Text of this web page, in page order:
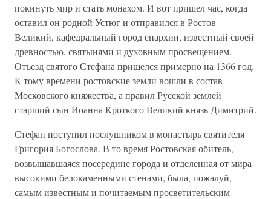
покинуть мир и стать монахом. И вот пришел час, когда
оставил он родной Устюг и отправился в Ростов
Великий, кафедральный город епархии, известный своей
древностью, святынями и духовным просвещением.
Отъезд святого Стефана пришелся примерно на 1366 год.
К тому времени ростовские земли вошли в состав
Московского княжества, а правил Русской землей
старший сын Иоанна Кроткого Великий князь Димитрий.
Стефан поступил послушником в монастырь святителя
Григория Богослова. В то время Ростовская обитель,
возвышавшаяся посередине города и отделенная от мира
высокими белокаменными стенами, была, пожалуй,
самым известным и почитаемым просветительским